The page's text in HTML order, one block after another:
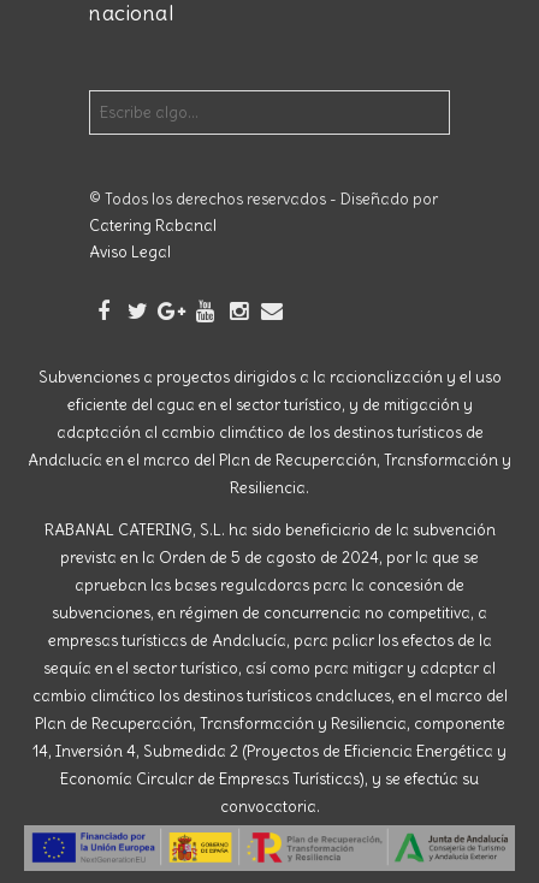
nacional
© Todos los derechos reservados - Diseñado por
Catering Rabanal
Aviso Legal
Subvenciones a proyectos dirigidos a la racionalización y el uso
eficiente del agua en el sector turístico, y de mitigación y
adaptación al cambio climático de los destinos turísticos de
Andalucía en el marco del Plan de Recuperación, Transformación y
Resiliencia.
RABANAL CATERING, S.L. ha sido beneficiario de la subvención
prevista en la Orden de 5 de agosto de 2024, por la que se
aprueban las bases reguladoras para la concesión de
subvenciones, en régimen de concurrencia no competitiva, a
empresas turísticas de Andalucía, para paliar los efectos de la
sequía en el sector turístico, así como para mitigar y adaptar al
cambio climático los destinos turísticos andaluces, en el marco del
Plan de Recuperación, Transformación y Resiliencia, componente
14, Inversión 4, Submedida 2 (Proyectos de Eficiencia Energética y
Economía Circular de Empresas Turísticas), y se efectúa su
convocatoria.